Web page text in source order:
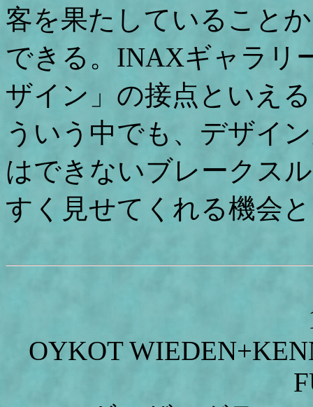
客を果たしていること
できる。INAXギャラリ
ザイン」の接点といえ
ういう中でも、デザイ
はできないブレークス
すく見せてくれる機会
OYKOT